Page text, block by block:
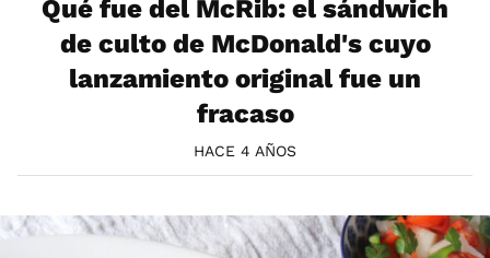
Qué fue del McRib: el sándwich
de culto de McDonald's cuyo
lanzamiento original fue un
fracaso
HACE 4 AÑOS